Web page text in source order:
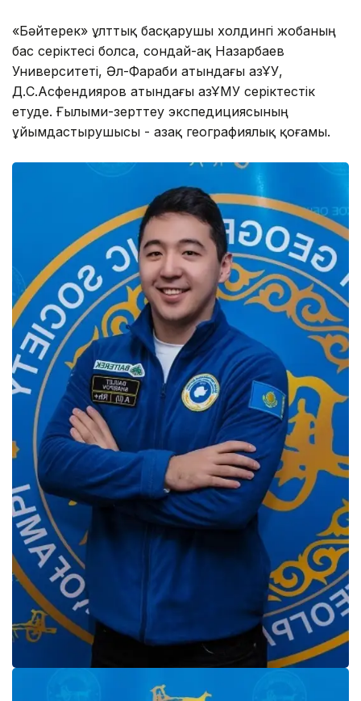
«Бәйтерек» ұлттық басқарушы холдингі жобаның
бас серіктесі болса, сондай-ақ Назарбаев
Университеті, Әл-Фараби атындағы ҚазҰУ,
Д.С.Асфендияров атындағы ҚазҰМУ серіктестік
етуде. Ғылыми-зерттеу экспедициясының
ұйымдастырушысы - Қазақ географиялық қоғамы.